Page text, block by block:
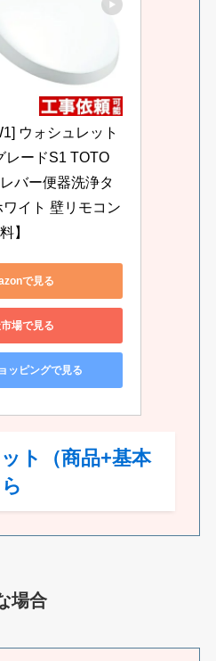
ウォシュレット
レードS1 TOTO
バー便器洗浄タ
イト 壁リモコン
】
で見る
場で見る
ッピングで見る
ト（商品+基本
場合